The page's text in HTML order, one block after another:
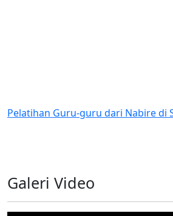
Guru-guru dari Nabire di SATP
Galeri Video